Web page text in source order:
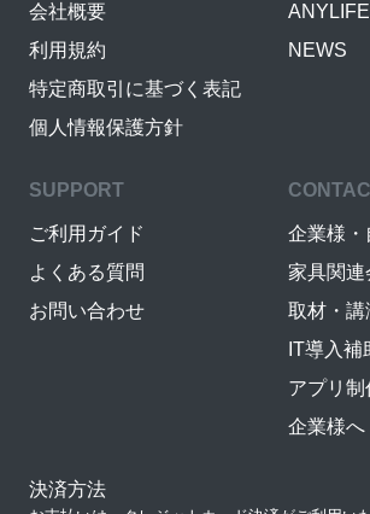
会社概要
利用規約
特定商取引に基づく表記
個人情報保護方針
ANYLIFE
NEWS
SUPPORT
ご利用ガイド
よくある質問
お問い合わせ
企業様・
家具関連
取材・講
IT導入補
アプリ制
企業様へ
決済方法